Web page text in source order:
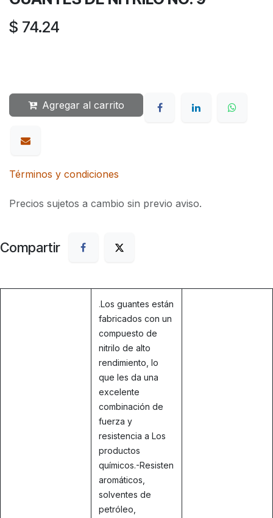
$ 74.24
Agregar al carrito
Términos y condiciones
Precios sujetos a cambio sin previo aviso.
Compartir
.Los guantes están
fabricados con un
compuesto de
nitrilo de alto
rendimiento, lo
que les da una
excelente
combinación de
fuerza y
resistencia a Los
productos
químicos.-Resisten
aromáticos,
solventes de
petróleo,